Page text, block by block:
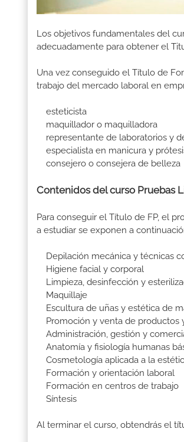
Los objetivos fundamentales del
adecuadamente para obtener el
Una vez conseguido el Título de
trabajo del mercado laboral en
esteticista
maquillador o maquilladora
representante de laboratorios y
especialista en manicura y
consejero o consejera de belleza
Contenidos del curso Pruebas
Para conseguir el Título de FP, el
a estudiar se exponen a
Depilación mecánica y técnicas
Higiene facial y corporal
Limpieza, desinfección y
Maquillaje
Escultura de uñas y estética de
Promoción y venta de productos
Administración, gestión y
Anatomía y fisiología humanas
Cosmetología aplicada a la
Formación y orientación laboral
Formación en centros de trabajo
Síntesis
Al terminar el curso, obtendrás el